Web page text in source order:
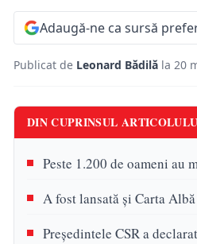
Adaugă-ne ca sursă
Publicat de Leonard Bădilă la 20
DIN CUPRINSUL
Peste 1.200 de oameni au
A fost lansată și Carta
Președintele CSR a